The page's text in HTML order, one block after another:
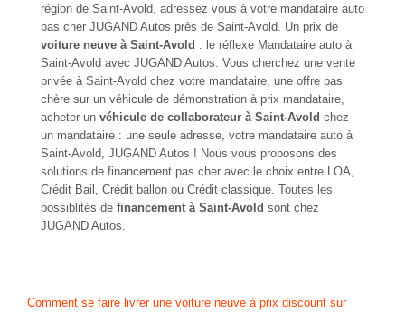
région de Saint-Avold, adressez vous à votre mandataire auto
pas cher JUGAND Autos près de Saint-Avold. Un prix de
voiture neuve à Saint-Avold : le réflexe Mandataire auto à
Saint-Avold avec JUGAND Autos. Vous cherchez une vente
privée à Saint-Avold chez votre mandataire, une offre pas
chère sur un véhicule de démonstration à prix mandataire,
acheter un véhicule de collaborateur à Saint-Avold chez
un mandataire : une seule adresse, votre mandataire auto à
Saint-Avold, JUGAND Autos ! Nous vous proposons des
solutions de financement pas cher avec le choix entre LOA,
Crédit Bail, Crédit ballon ou Crédit classique. Toutes les
possiblités de financement à Saint-Avold sont chez
JUGAND Autos.
Comment se faire livrer une voiture neuve à prix discount sur